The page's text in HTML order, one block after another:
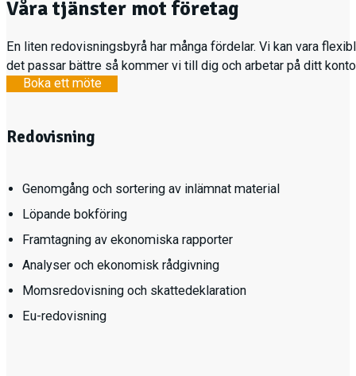
Våra tjänster mot företag
En liten redovisningsbyrå har många fördelar. Vi kan vara
det passar bättre så kommer vi till dig och arbetar på ditt
Boka ett möte
Redovisning
Genomgång och sortering av inlämnat material
Löpande bokföring
Framtagning av ekonomiska rapporter
Analyser och ekonomisk rådgivning
Momsredovisning och skattedeklaration
Eu-redovisning